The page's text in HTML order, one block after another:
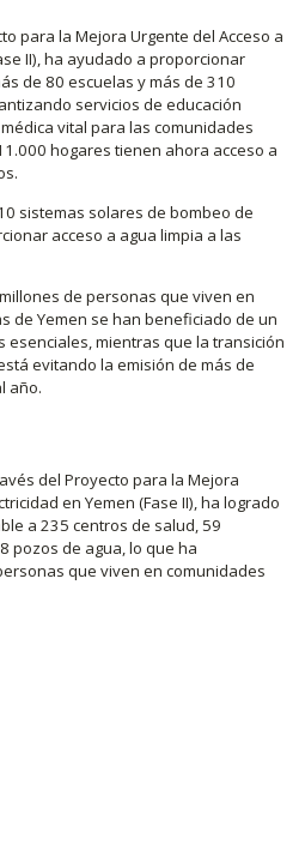
para la Mejora Urgente del Acceso a
II), ha ayudado a proporcionar
de 80 escuelas y más de 310
servicios de educación
vital para las comunidades
hogares tienen ahora acceso a
sistemas solares de bombeo de
acceso a agua limpia a las
de personas que viven en
de Yemen se han beneficiado de un
esenciales, mientras que la transición
evitando la emisión de más de
año.
del Proyecto para la Mejora
en Yemen (Fase II), ha logrado
a 235 centros de salud, 59
pozos de agua, lo que ha
que viven en comunidades